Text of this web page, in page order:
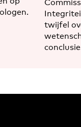
twijfel